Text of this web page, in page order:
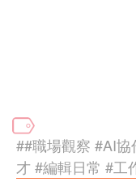
##職場觀察 #AI
才 #編輯日常 #工